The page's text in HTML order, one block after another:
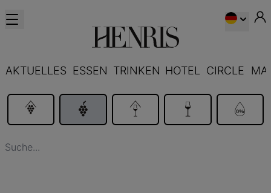
AKTUELLES ESSEN TRINKEN HOTEL CIRCLE